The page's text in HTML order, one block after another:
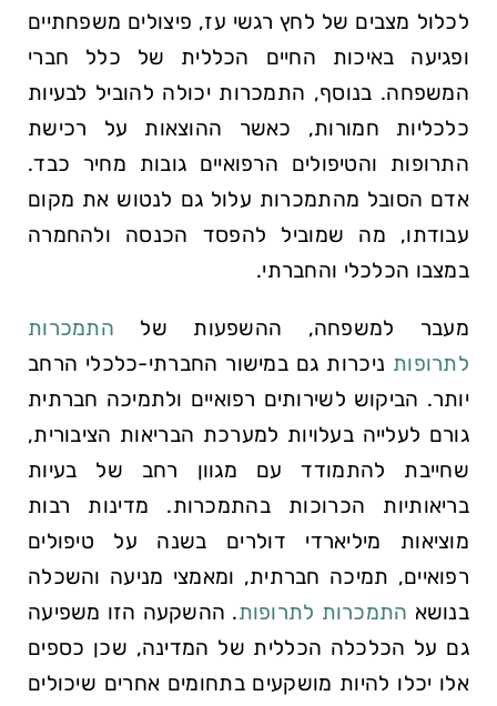
לכלול מצבים של לחץ רגשי עז, פיצולים משפחתיים
ופגיעה באיכות החיים הכללית של כלל חברי
המשפחה. בנוסף, התמכרות יכולה להוביל לבעיות
כלכליות חמורות, כאשר ההוצאות על רכישת
התרופות והטיפולים הרפואיים גובות מחיר כבד.
אדם הסובל מהתמכרות עלול גם לנטוש את מקום
עבודתו, מה שמוביל להפסד הכנסה ולהחמרה
במצבו הכלכלי והחברתי.
מעבר למשפחה, ההשפעות של התמכרות
לתרופות ניכרות גם במישור החברתי-כלכלי הרחב
יותר. הביקוש לשירותים רפואיים ולתמיכה חברתית
גורם לעלייה בעלויות למערכת הבריאות הציבורית,
שחייבת להתמודד עם מגוון רחב של בעיות
בריאותיות הכרוכות בהתמכרות. מדינות רבות
מוציאות מיליארדי דולרים בשנה על טיפולים
רפואיים, תמיכה חברתית, ומאמצי מניעה והשכלה
בנושא התמכרות לתרופות. ההשקעה הזו משפיעה
גם על הכלכלה הכללית של המדינה, שכן כספים
אלו יכלו להיות מושקעים בתחומים אחרים שיכולים